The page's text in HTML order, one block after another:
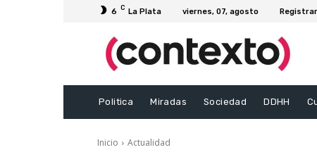
6 C La Plata viernes, 07, agosto
Politica Miradas Sociedad DDHH
Inicio Actualidad